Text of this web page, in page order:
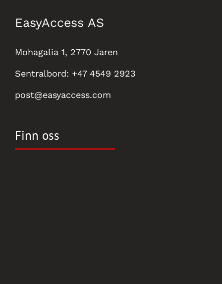
EasyAccess AS
Mohagalia 1, 2770 Jaren
Sentralbord: +47 4549 2923
post@easyaccess.com
Finn oss